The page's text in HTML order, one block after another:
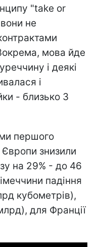
"take or
не
мова йде
і деякі
і
- близько 3
першого
Європи знизили
на 29% - до 46
падіння
кубометрів),
для Франції